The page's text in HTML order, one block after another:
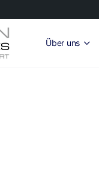
Über uns